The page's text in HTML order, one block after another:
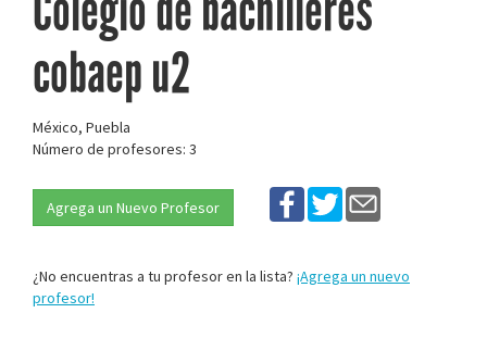
cobaep u2
México, Puebla
Número de profesores: 3
Agrega un Nuevo Profesor
¿No encuentras a tu profesor en la lista? ¡Agrega un nuevo
profesor!